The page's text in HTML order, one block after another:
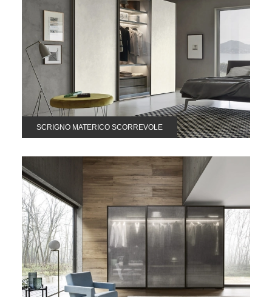
SCRIGNO MATERICO SCORREVOLE